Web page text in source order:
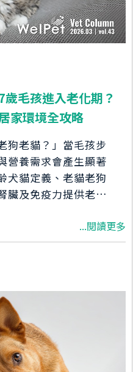
歲毛孩進入老化期？
家環境全攻略
狗老貓？」當毛孩步
營養需求會產生顯著
犬貓定義、老貓老狗
臟及免疫力提供老貓
，我們能有效延續毛
依然充滿活力。
...閱讀更多